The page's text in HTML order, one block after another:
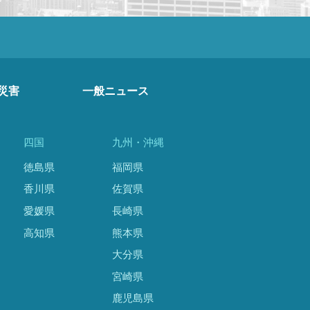
害 一般ニュース
四国
徳島県
香川県
愛媛県
高知県
九州・沖縄
福岡県
佐賀県
長崎県
熊本県
大分県
宮崎県
鹿児島県